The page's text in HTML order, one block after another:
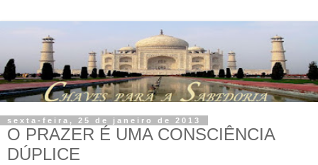
sexta-feira, 25 de janeiro de 2013
O PRAZER É UMA CONSCIÊNCIA
DÚPLICE